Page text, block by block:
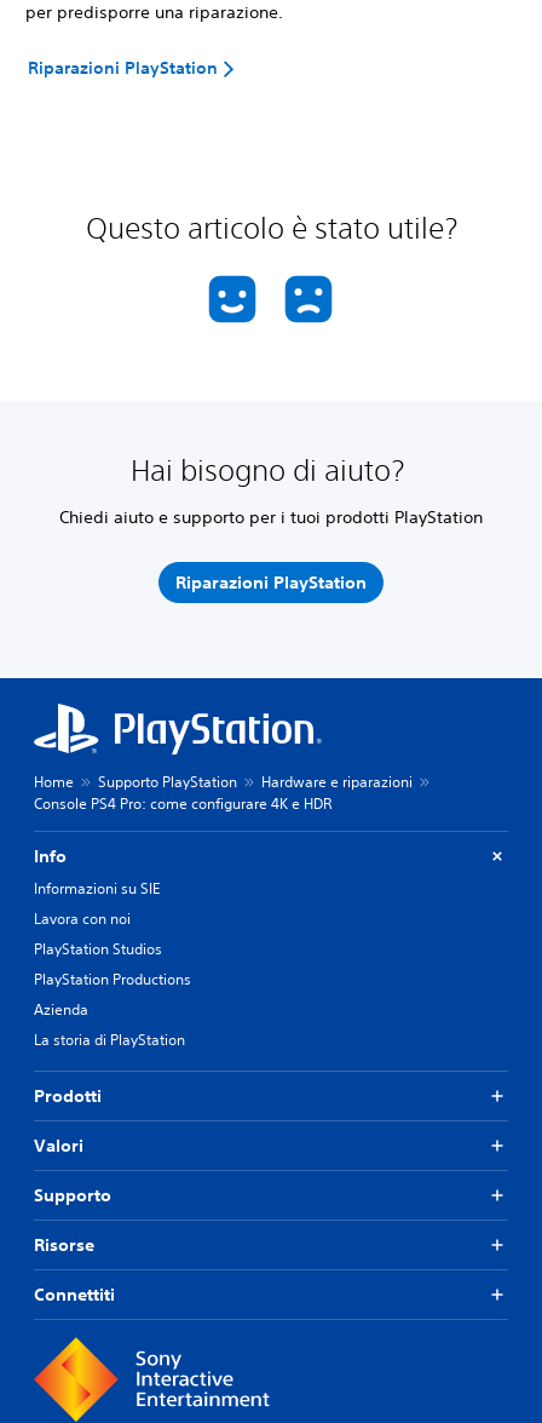
per predisporre una riparazione.
Riparazioni PlayStation
Questo articolo è stato utile?
Hai bisogno di aiuto?
Chiedi aiuto e supporto per i tuoi prodotti PlayStation
Riparazioni PlayStation
Home Supporto PlayStation
Hardware e riparazioni
Console PS4 Pro: come configurare 4K e HDR
Info
Informazioni su SIE
Lavora con noi
PlayStation Studios
PlayStation Productions
Azienda
La storia di PlayStation
Prodotti
Valori
Supporto
Risorse
Connettiti